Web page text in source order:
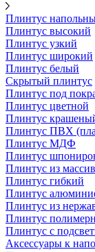
Плинтус
Плинтус высокий
Плинтус узкий
Плинтус широкий
Плинтус белый
Скрытый плинтус
Плинтус под
Плинтус цветной
Плинтус
Плинтус ПВХ
Плинтус МДФ
Плинтус
Плинтус из
Плинтус гибкий
Плинтус
Плинтус из
Плинтус
Плинтус с
Аксессуары к